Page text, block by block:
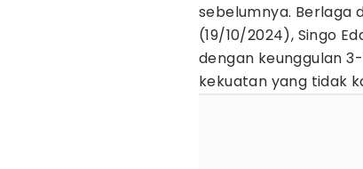
sebelumnya. Berlaga
(19/10/2024), Singo
dengan keunggulan
kekuatan yang tidak